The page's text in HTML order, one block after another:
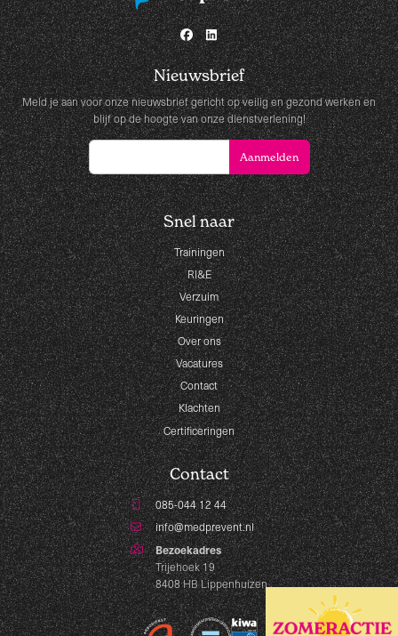
Nieuwsbrief
Meld je aan voor onze nieuwsbrief gericht op veilig en gezond werken en
blijf op de hoogte van onze dienstverlening!
Snel naar
Trainingen
RI&E
Verzuim
Keuringen
Over ons
Vacatures
Contact
Klachten
Certificeringen
Contact
085-044 12 44
info@medprevent.nl
Bezoekadres
Trijehoek 19
8408 HB Lippenhuizen